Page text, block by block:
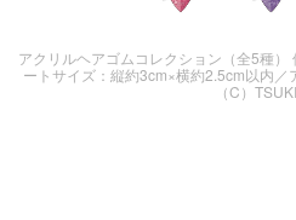
アクリルヘアゴムコレクション（全5種
ートサイズ：縦約3cm×横約2.5cm以内
（C）